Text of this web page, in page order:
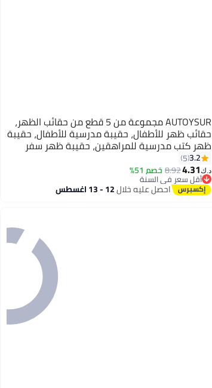
2
AUTOYSUR مجموعة من 5 قطع من حقائب الظهر،
حقائب ظهر للأطفال، حقيبة مدرسية للأطفال، حقيبة
ظهر كتب مدرسية للمراهقين، حقيبة ظهر سفر
كرتونية، حقيبة كتف، حقيبة يد (وردي)
3.2
5
د.ك‏4.31
8.92خصم 51%
أقل سعر في السنة
أقل سعر في السنة
احصل عليه خلال12 - 13 اغسطس